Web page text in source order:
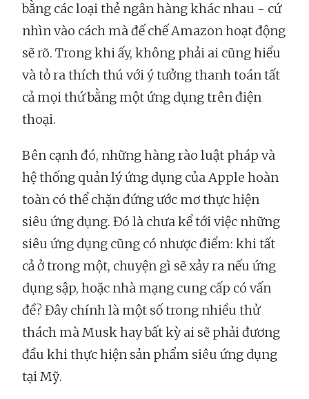
bằng các loại thẻ ngân hàng khác nhau - cứ
nhìn vào cách mà đế chế Amazon hoạt động
sẽ rõ. Trong khi ấy, không phải ai cũng hiểu
và tỏ ra thích thú với ý tưởng thanh toán tất
cả mọi thứ bằng một ứng dụng trên điện
thoại.
Bên cạnh đó, những hàng rào luật pháp và
hệ thống quản lý ứng dụng của Apple hoàn
toàn có thể chặn đứng ước mơ thực hiện
siêu ứng dụng. Đó là chưa kể tới việc những
siêu ứng dụng cũng có nhược điểm: khi tất
cả ở trong một, chuyện gì sẽ xảy ra nếu ứng
dụng sập, hoặc nhà mạng cung cấp có vấn
đề? Đây chính là một số trong nhiều thử
thách mà Musk hay bất kỳ ai sẽ phải đương
đầu khi thực hiện sản phẩm siêu ứng dụng
tại Mỹ.